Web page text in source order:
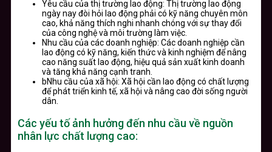
Yêu cầu của thị trường lao động: Thị trường lao động
ngày nay đòi hỏi lao động phải có kỹ năng chuyên môn
cao, khả năng thích nghi nhanh chóng với sự thay đổi
của công nghệ và môi trường làm việc.
Nhu cầu của các doanh nghiệp: Các doanh nghiệp cần
lao động có kỹ năng, kiến thức và kinh nghiệm để nâng
cao năng suất lao động, hiệu quả sản xuất kinh doanh
và tăng khả năng cạnh tranh.
bNhu cầu của xã hội: Xã hội cần lao động có chất lượng
để phát triển kinh tế, xã hội và nâng cao đời sống người
dân.
Các yếu tố ảnh hưởng đến nhu cầu về nguồn
nhân lực chất lượng cao: